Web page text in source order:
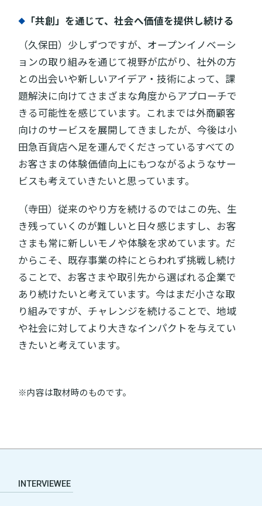
｢共創」を通じて、社会へ価値を提供し続ける
（久保田）少しずつですが、オープンイノベーシ
ョンの取り組みを通じて視野が広がり、社外の方
との出会いや新しいアイデア・技術によって、課
題解決に向けてさまざまな角度からアプローチで
きる可能性を感じています。これまでは外商顧客
向けのサービスを展開してきましたが、今後は小
田急百貨店へ足を運んでくださっているすべての
お客さまの体験価値向上にもつながるようなサー
ビスも考えていきたいと思っています。
（寺田）従来のやり方を続けるのではこの先、生
き残っていくのが難しいと日々感じますし、お客
さまも常に新しいモノや体験を求めています。だ
からこそ、既存事業の枠にとらわれず挑戦し続け
ることで、お客さまや取引先から選ばれる企業で
あり続けたいと考えています。今はまだ小さな取
り組みですが、チャレンジを続けることで、地域
や社会に対してより大きなインパクトを与えてい
きたいと考えています。
※内容は取材時のものです。
INTERVIEWEE